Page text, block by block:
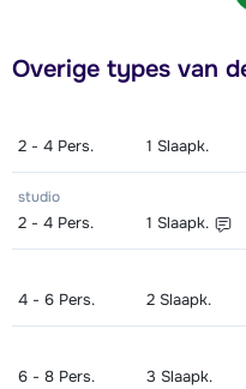
Overige types van
2 - 4 Pers. 1 Slaapk.
studio
2 - 4 Pers. 1 Slaapk.
4 - 6 Pers. 2 Slaapk.
6 - 8 Pers. 3 Slaapk.